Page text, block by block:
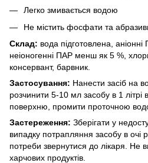
Легко змивається водою
Не містить фосфати та
Склад: вода підготовлена,
неіоногенні ПАР менш як 5 %,
консервант, барвник.
Застосування: Нанести засіб на
розчинити 5-10 мл засобу в 1
поверхню, промити проточною
Застереження: Зберігати у
випадку потрапляння засобу в
потреби звернутися до лікаря. Не
харчових продуктів.